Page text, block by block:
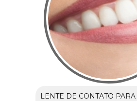
LENTE DE CONTATO PARA